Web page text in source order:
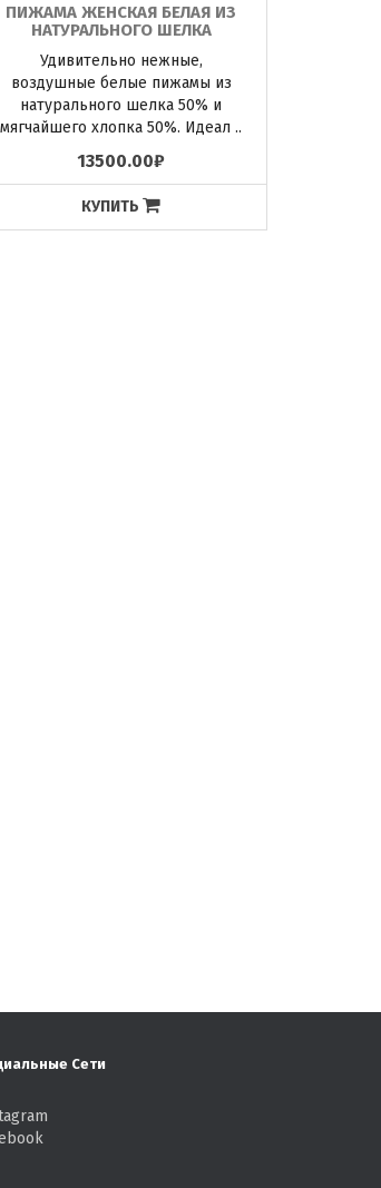
ПИЖАМА ЖЕНСКАЯ БЕЛАЯ ИЗ
НАТУРАЛЬНОГО ШЕЛКА
Удивительно нежные,
воздушные белые пижамы из
натурального шелка 50% и
мягчайшего хлопка 50%. Идеал ..
13500.00₽
КУПИТЬ
Сети